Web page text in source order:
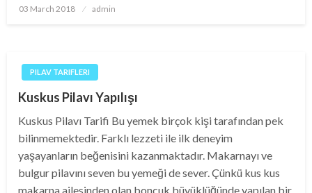
Posted
03 March 2018 admin
PILAV TARIFLERI
Kuskus Pilavı Yapılışı
Kuskus Pilavı Tarifi Bu yemek birçok kişi tarafından pek
bilinmemektedir. Farklı lezzeti ile ilk deneyim
yaşayanların beğenisini kazanmaktadır. Makarnayı ve
bulgur pilavını seven bu yemeği de sever. Çünkü kus kus
makarna ailesinden olan boncuk büyüklüğünde yapılan bir